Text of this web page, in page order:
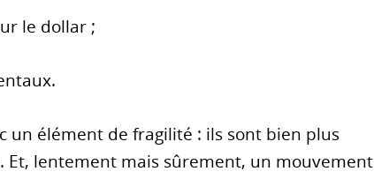
le dollar ;
un élément de fragilité : ils sont bien plus
Et, lentement mais sûrement, un mouvement